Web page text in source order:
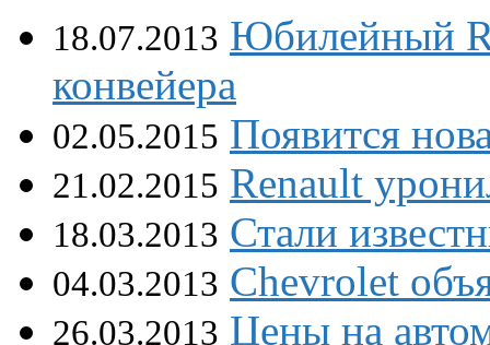
18.07.2013 Юбилейный
конвейера
02.05.2015 Появится
21.02.2015 Renault
18.03.2013 Стали
04.03.2013 Chevrolet
26.03.2013 Цены на